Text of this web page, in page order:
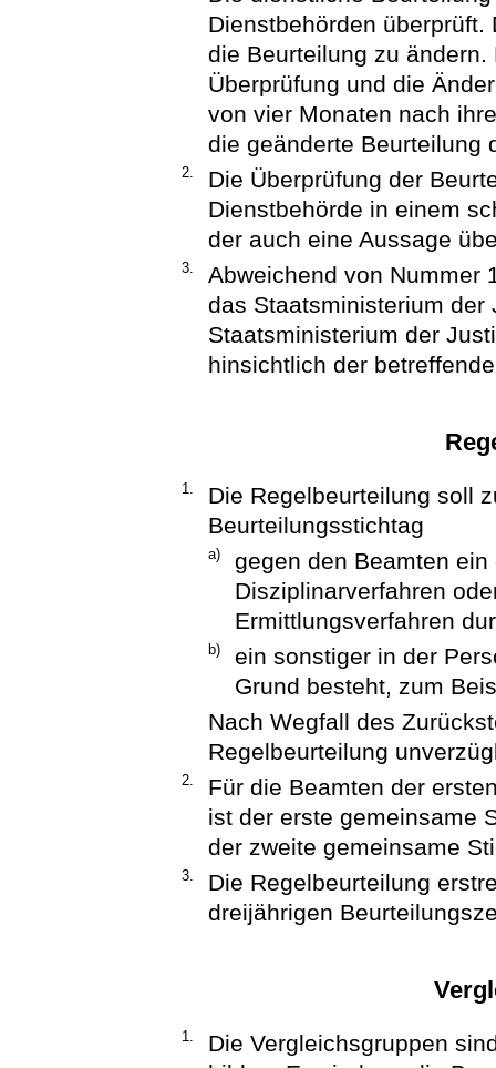
Dienstbehörden
die Beurteilung zu
Überprüfung und die
von vier Monaten nach
die geänderte Beurteilung
2.
Die Überprüfung der
Dienstbehörde in einem
der auch eine Aussage
3.
Abweichend von Nummer
das Staatsministerium der
Staatsministerium der
hinsichtlich der
1.
Die Regelbeurteilung soll
Beurteilungsstichtag
a)
gegen den Beamten
Disziplinarverfahren
Ermittlungsverfahren
b)
ein sonstiger in der
Grund besteht, zum
Nach Wegfall des
Regelbeurteilung
2.
Für die Beamten der
ist der erste gemeinsame
der zweite gemeinsame
3.
Die Regelbeurteilung
dreijährigen
1.
Die Vergleichsgruppen